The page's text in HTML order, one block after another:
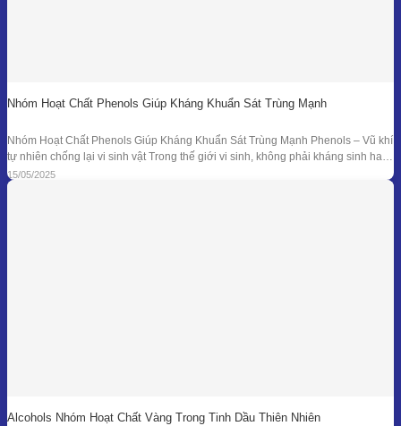
Nhóm Hoạt Chất Phenols Giúp Kháng Khuẩn Sát Trùng Mạnh
Nhóm Hoạt Chất Phenols Giúp Kháng Khuẩn Sát Trùng Mạnh Phenols – Vũ khí
tự nhiên chống lại vi sinh vật Trong thế giới vi sinh, không phải kháng sinh hay
hóa chất tổng hợp mới là “anh hùng” duy nhất. Từ hàng ngàn năm trước, các
nền y học cổ đại đã sử dụng tinh dầu
15/05/2025
Alcohols Nhóm Hoạt Chất Vàng Trong Tinh Dầu Thiên Nhiên